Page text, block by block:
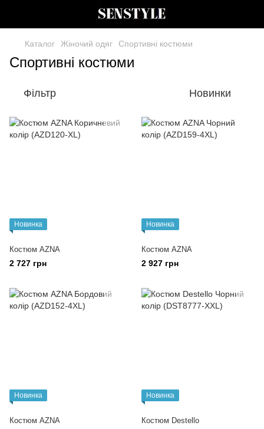
Каталог Жіночий одяг Спортивні костюми
Спортивні костюми
Фільтр Новинки
Новинка
Костюм AZNA
2 727 грн
Новинка
Костюм AZNA
2 927 грн
Новинка
Костюм AZNA
Новинка
Костюм Destello